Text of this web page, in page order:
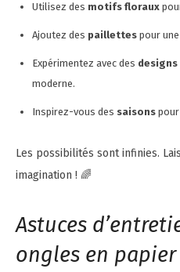
Utilisez des motifs floraux
Ajoutez des paillettes pour
Expérimentez avec des
moderne.
Inspirez-vous des saisons
Les possibilités sont infinies.
imagination ! 🌈
Astuces
ongles en